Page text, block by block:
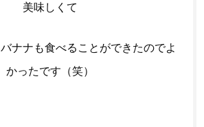
美味しくて
ナナも食べることができたのでよ
かったです（笑）